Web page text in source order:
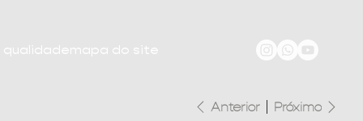
mapa do site
Anterior Próximo